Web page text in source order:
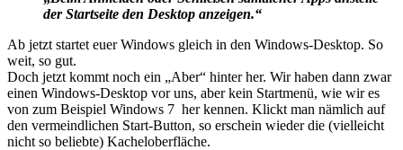
der Startseite den Desktop anzeigen.“
Ab jetzt startet euer Windows gleich in den Windows-Desktop. So
weit, so gut.
Doch jetzt kommt noch ein „Aber“ hinter her. Wir haben dann zwar
einen Windows-Desktop vor uns, aber kein Startmenü, wie wir es
von zum Beispiel Windows 7 her kennen. Klickt man nämlich auf
den vermeindlichen Start-Button, so erschein wieder die (vielleicht
nicht so beliebte) Kacheloberfläche.